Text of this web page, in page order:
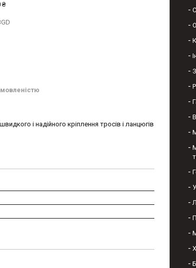
₴
і надійного кріплення тросів і ланцюгів